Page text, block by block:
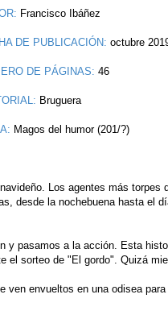
Francisco Ibáñez
DE PUBLICACIÓN: octubre
DE PÁGINAS: 46
Bruguera
Magos del humor (201/?)
Los agentes más
desde la nochebuena hasta el
y pasamos a la acción. Esta
el sorteo de "El gordo". Quizá
ven envueltos en una odisea